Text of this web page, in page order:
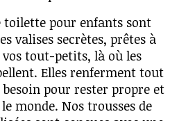
toilette pour enfants sont
valises secrètes, prêtes à
vos tout-petits, là où les
Elles renferment tout
pour rester propre et
monde. Nos trousses de